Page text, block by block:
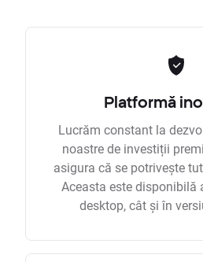
Platformă
Lucrăm constant la
noastre de investiții
asigura că se potrivește
Aceasta este disponibilă
desktop, cât și în